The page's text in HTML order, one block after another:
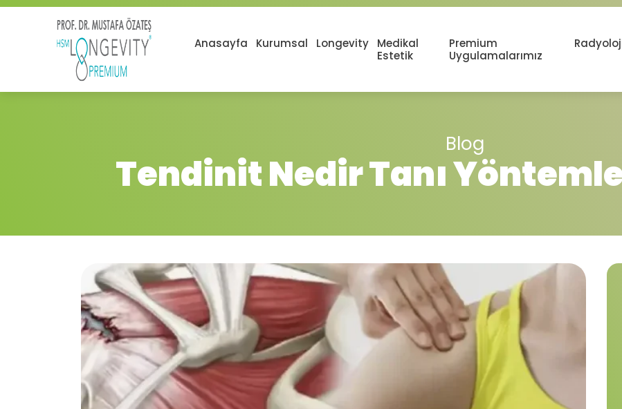
Anasayfa Kurumsal Longevity
Medikal
Estetik
Premium
Uygulamalarımız
Blog
Tendinit Nedir Tanı